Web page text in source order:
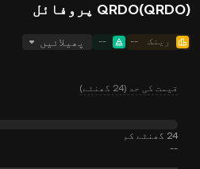
QRDO(QRDO) پروفائل
رینک --
-- پھیلائیں
قیمت کی حد (24 گھنٹے)
24 گھنٹے کم
--